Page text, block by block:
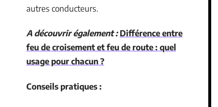
autres conducteurs.
A découvrir également : Différence entre
feu de croisement et feu de route : quel
usage pour chacun ?
Conseils pratiques :